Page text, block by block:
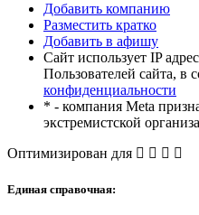
Добавить компанию
Разместить кратко
Добавить в афишу
Сайт использует IP
Пользователей сайта, в
конфиденциальности
* - компания Meta
экстремистской
Оптимизирован для
Единая справочная: